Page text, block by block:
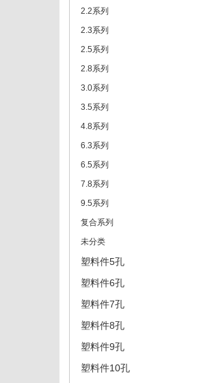
2.2系列
2.3系列
2.5系列
2.8系列
3.0系列
3.5系列
4.8系列
6.3系列
6.5系列
7.8系列
9.5系列
复合系列
未分类
塑料件5孔
塑料件6孔
塑料件7孔
塑料件8孔
塑料件9孔
塑料件10孔